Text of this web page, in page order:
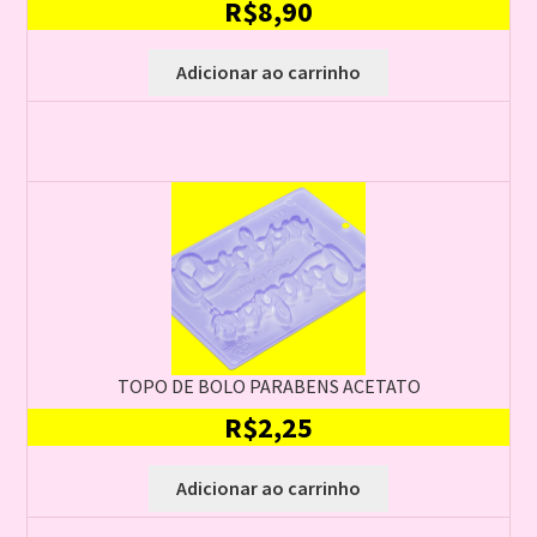
R$8,90
Adicionar ao carrinho
TOPO DE BOLO PARABENS ACETATO
R$2,25
Adicionar ao carrinho